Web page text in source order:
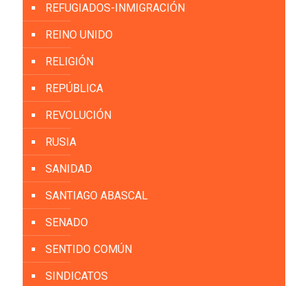
REFUGIADOS-INMIGRACIÓN
REINO UNIDO
RELIGIÓN
REPÚBLICA
REVOLUCIÓN
RUSIA
SANIDAD
SANTIAGO ABASCAL
SENADO
SENTIDO COMÚN
SINDICATOS